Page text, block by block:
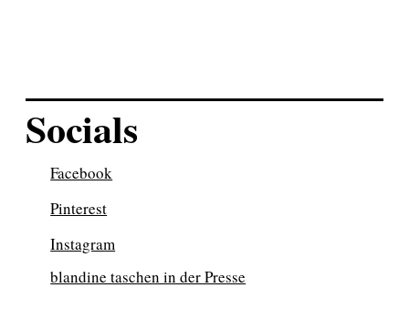
Socials
Facebook
Pinterest
Instagram
blandine taschen in der Presse